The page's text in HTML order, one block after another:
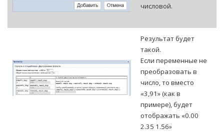
числовой.
Результат будет
такой.
Если переменные не
преобразовать в
число, то вместо
«3,91» (как в
примере), будет
отображать «0.00
2.35 1.56»